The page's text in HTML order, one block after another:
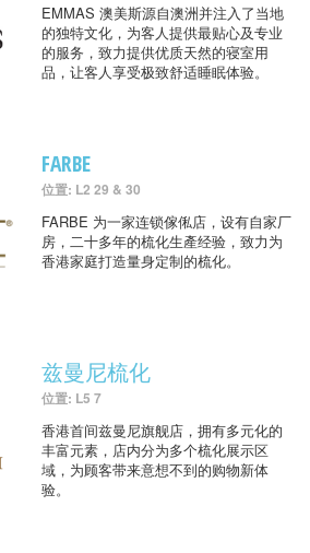
EMMAS 澳美斯源自澳洲并注入了当地
的独特文化，为客人提供最贴心及专业
的服务，致力提供优质天然的寝室用
品，让客人享受极致舒适睡眠体验。
FARBE
位置: L2 29 & 30
FARBE 为一家连锁傢俬店，设有自家厂
房，二十多年的梳化生產经验，致力为
香港家庭打造量身定制的梳化。
兹曼尼梳化
位置: L5 7
香港首间兹曼尼旗舰店，拥有多元化的
丰富元素，店内分为多个梳化展示区
域，为顾客带来意想不到的购物新体
验。